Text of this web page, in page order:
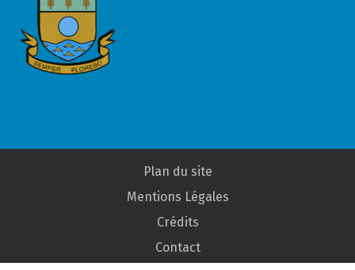
Plan du site
Mentions Légales
Crédits
Contact